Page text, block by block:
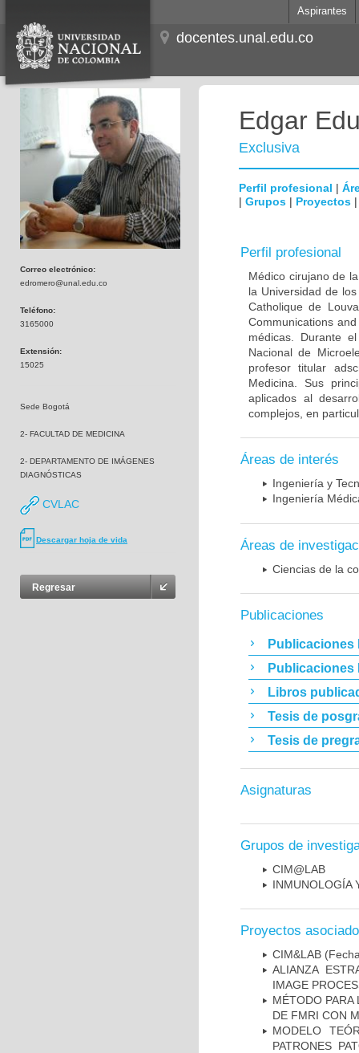
Aspirantes
docentes.unal.edu.co
Correo electrónico:
edromero@unal.edu.co
Teléfono:
3165000
Extensión:
15025
Sede Bogotá
2- FACULTAD DE MEDICINA
2- DEPARTAMENTO DE IMÁGENES
DIAGNÓSTICAS
CVLAC
Descargar hoja de vida
Regresar
Edgar
Exclusiva
Perfil profesional |
| Grupos | Proyectos
Perfil profesional
Médico cirujano de
la Universidad de
Catholique de
Communications
médicas. Durante
Nacional de
profesor titular
Medicina. Sus
aplicados al
complejos, en
Áreas de interés
Ingeniería y
Ingeniería
Áreas de
Ciencias de la
Publicaciones
Publicaciones
Publicaciones
Libros
Tesis de
Tesis de
Asignaturas
Grupos de
CIM@LAB
INMUNOLOGÍA
Proyectos
CIM&LAB
ALIANZA
IMAGE
MÉTODO PARA
DE FMRI CON
MODELO
PATRONES